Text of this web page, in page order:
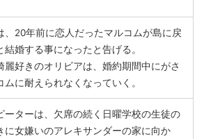
、20年前に恋人だったマルコムが島に戻
結婚する事になったと告げる。
麗好きのオリビアは、婚約期間中にがさ
ムに耐えられなくなっていく。
ーターは、欠席の続く日曜学校の生徒の
に女嫌いのアレキサンダーの家に向か